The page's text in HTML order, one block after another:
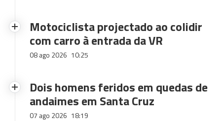
Motociclista projectado ao colidir
com carro à entrada da VR
08 ago 2026 10:25
Dois homens feridos em quedas de
andaimes em Santa Cruz
07 ago 2026 18:19